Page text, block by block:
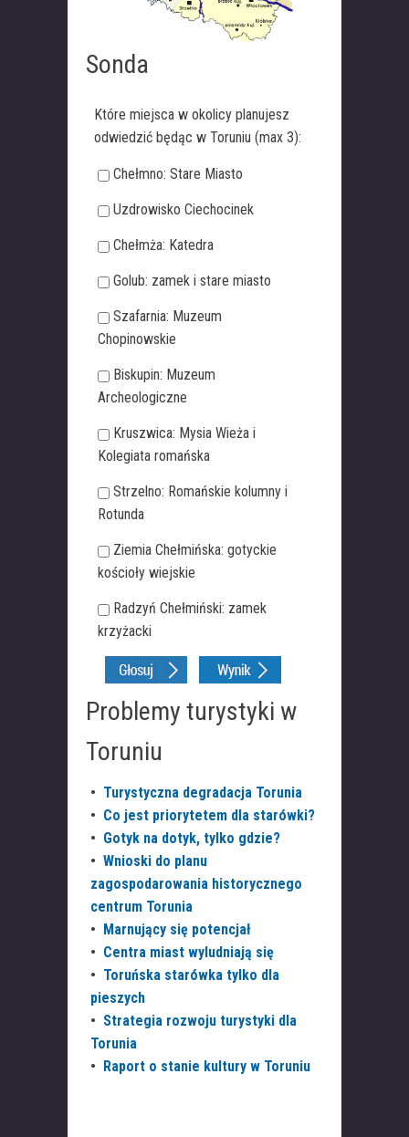
Sonda
Które miejsca w okolicy planujesz
odwiedzić będąc w Toruniu (max 3):
Chełmno: Stare Miasto
Uzdrowisko Ciechocinek
Chełmża: Katedra
Golub: zamek i stare miasto
Szafarnia: Muzeum
Chopinowskie
Biskupin: Muzeum
Archeologiczne
Kruszwica: Mysia Wieża i
Kolegiata romańska
Strzelno: Romańskie kolumny i
Rotunda
Ziemia Chełmińska: gotyckie
kościoły wiejskie
Radzyń Chełmiński: zamek
krzyżacki
Problemy turystyki w
Toruniu
• Turystyczna degradacja Torunia
• Co jest priorytetem dla starówki?
• Gotyk na dotyk, tylko gdzie?
• Wnioski do planu
zagospodarowania historycznego
centrum Torunia
•
Marnujący się potencjał
• Centra miast wyludniają się
• Toruńska starówka tylko dla
pieszych
• Strategia rozwoju turystyki dla
Torunia
•
Raport o stanie kultury w Toruniu